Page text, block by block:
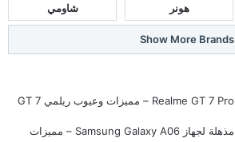
هونر شاومي
Show More Brands
استكشف سعر ومواصفات Realme GT 7 Pro – مميزات وعيوب ريلمي GT 7
استكشف سعر ومواصفات مذهلة لجهاز Samsung Galaxy A06 – مميزات